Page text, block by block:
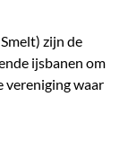
zijn de
ijsbanen om
vereniging waar